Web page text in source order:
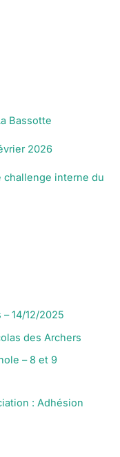
Bassotte
2026
challenge interne du
14/12/2025
des Archers
– 8 et 9
: Adhésion